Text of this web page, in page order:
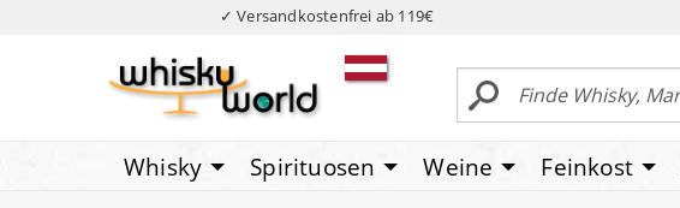
✓ Versandkostenfrei ab 119€
Whisky Spirituosen Weine Feinkost